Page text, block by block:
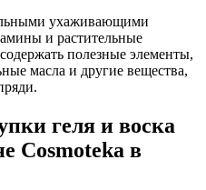
ухаживающими
и растительные
полезные элементы,
масла и другие вещества,
геля и воска
Cosmoteka в